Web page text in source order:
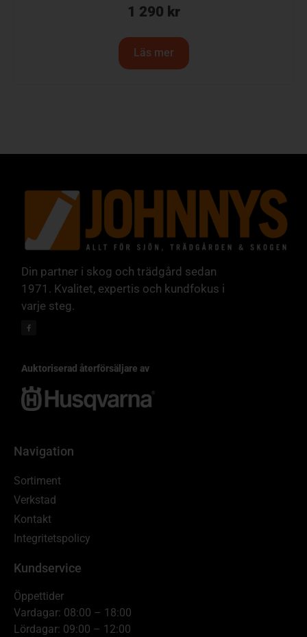
1 290 kr
Läs mer
Din partner i skog och trädgård sedan
1971. Kvalitet, expertis och kundfokus i
varje steg.
Auktoriserad återförsäljare av
Navigation
Sortiment
Verkstad
Kontakt
Integritetspolicy
Kundservice
Öppettider
Vardagar: 08:00 – 18:00
Lördagar: 09:00 – 12:00